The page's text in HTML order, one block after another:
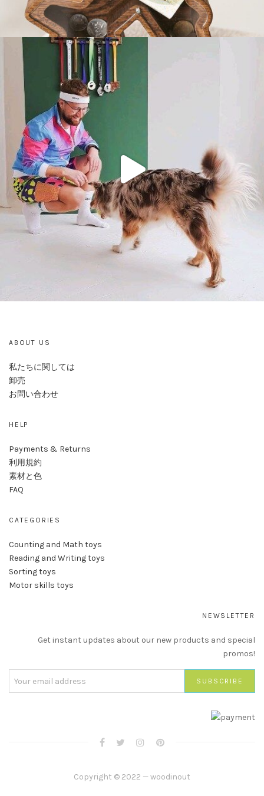
ABOUT US
私たちに関しては
卸売
お問い合わせ
HELP
Payments & Returns
利用規約
素材と色
FAQ
CATEGORIES
Counting and Math toys
Reading and Writing toys
Sorting toys
Motor skills toys
NEWSLETTER
Get instant updates about our new products and special
promos!
Copyright © 2022 — woodinout